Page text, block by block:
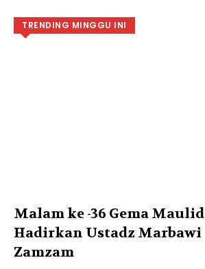
TRENDING MINGGU INI
Malam ke -36 Gema Maulid
Hadirkan Ustadz Marbawi
Zamzam